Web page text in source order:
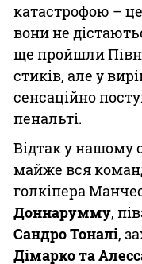
катастрофою –
вони не
ще пройшли
стиків, але у
сенсаційно
пенальті.
Відтак у нашому
майже вся
голкіпера
Доннарумму,
Сандро Тоналі,
Дімарко та